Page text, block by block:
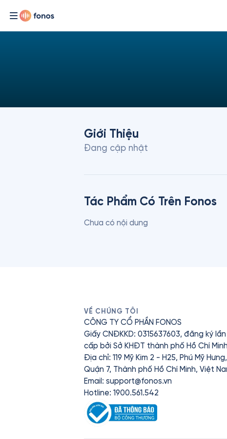
Giới Thiệu
Đang cập nhật
Tác Phẩm Có Trên Fonos
Chưa có nội dung
VỀ CHÚNG TÔI
CÔNG TY CỔ PHẦN FONOS
Giấy CNĐKKD: 0315637603, đăng ký
cấp bởi Sở KHĐT thành phố Hồ Chí
Địa chỉ: 119 Mỹ Kim 2 - H25, Phú Mỹ
Quận 7, Thành phố Hồ Chí Minh, Việt
Email: support@fonos.vn
Hotline: 1900.561.542